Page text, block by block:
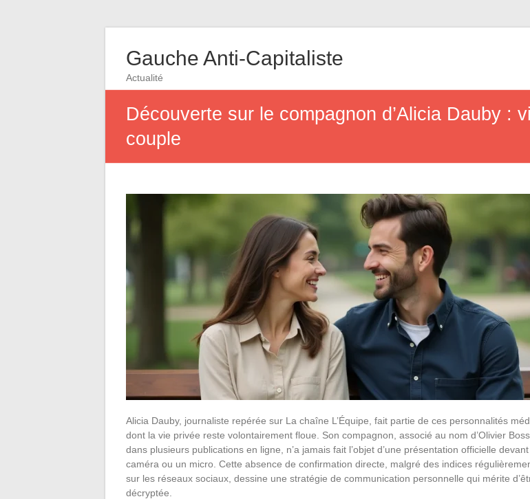
Gauche Anti-Capitaliste
Actualité
Découverte sur le compagnon d’Alicia Dauby :
couple
Alicia Dauby, journaliste repérée sur La chaîne L’Équipe, fait partie de ces personnalités
dont la vie privée reste volontairement floue. Son compagnon, associé au nom d’Olivier
dans plusieurs publications en ligne, n’a jamais fait l’objet d’une présentation officielle
caméra ou un micro. Cette absence de confirmation directe, malgré des indices
sur les réseaux sociaux, dessine une stratégie de communication personnelle qui mérite
décryptée.